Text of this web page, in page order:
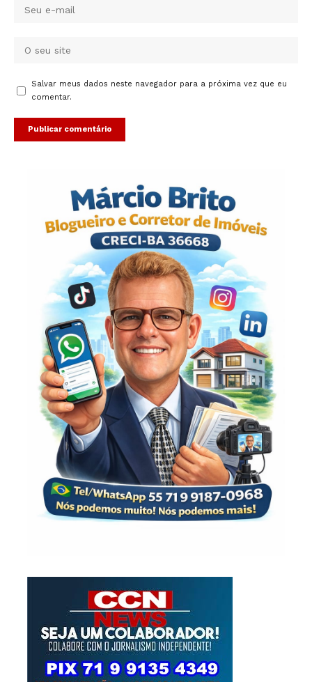
Salvar meus dados neste navegador para a próxima vez que eu
comentar.